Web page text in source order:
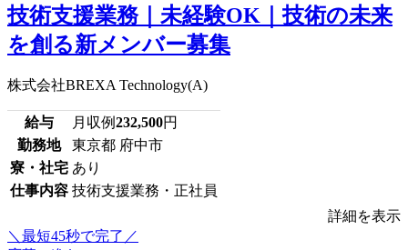
技術支援業務｜未経験OK｜技術の未来
を創る新メンバー募集
株式会社BREXA Technology(A)
給与 月収例232,500円
勤務地
東京都 府中市
寮・社宅 あり
仕事内容 技術支援業務・正社員
詳細を表示
＼最短45秒で完了／